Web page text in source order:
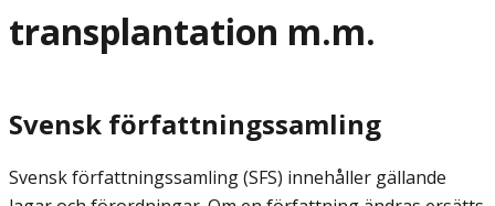
transplantation m.m.
Svensk författningssamling
Svensk författningssamling (SFS) innehåller gällande